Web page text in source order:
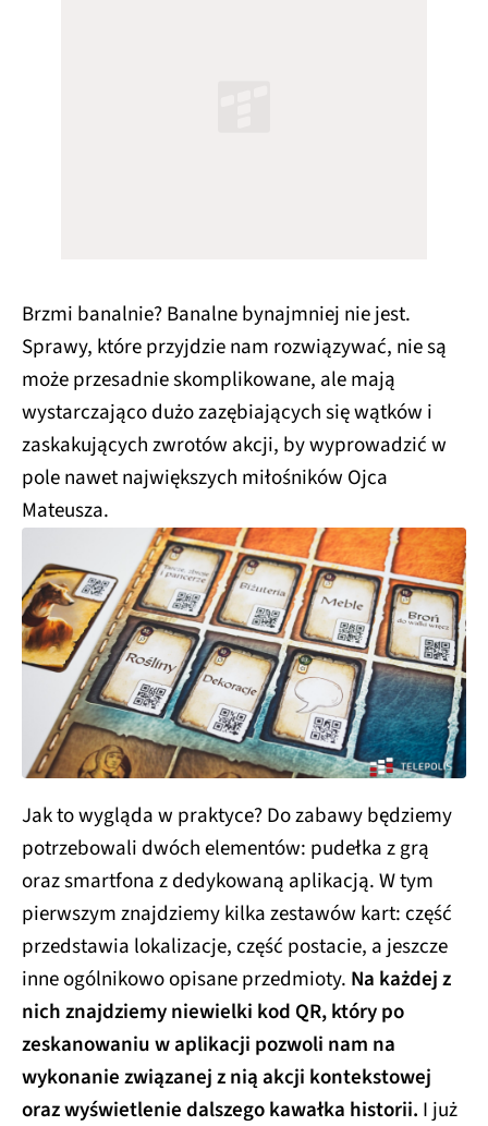
Brzmi banalnie? Banalne bynajmniej nie jest.
Sprawy, które przyjdzie nam rozwiązywać, nie są
może przesadnie skomplikowane, ale mają
wystarczająco dużo zazębiających się wątków i
zaskakujących zwrotów akcji, by wyprowadzić w
pole nawet największych miłośników Ojca
Mateusza.
Jak to wygląda w praktyce? Do zabawy będziemy
potrzebowali dwóch elementów: pudełka z grą
oraz smartfona z dedykowaną aplikacją. W tym
pierwszym znajdziemy kilka zestawów kart: część
przedstawia lokalizacje, część postacie, a jeszcze
inne ogólnikowo opisane przedmioty. Na każdej z
nich znajdziemy niewielki kod QR, który po
zeskanowaniu w aplikacji pozwoli nam na
wykonanie związanej z nią akcji kontekstowej
oraz wyświetlenie dalszego kawałka historii. I już